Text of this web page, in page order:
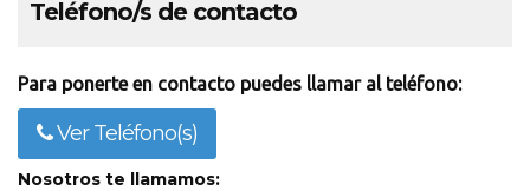
Teléfono/s de contacto
Para ponerte en contacto puedes llamar al teléfono:
Ver Teléfono(s)
Nosotros te llamamos: